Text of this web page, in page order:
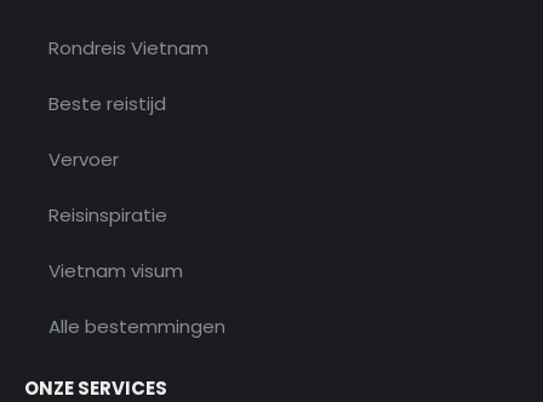
Rondreis Vietnam
Beste reistijd
Vervoer
Reisinspiratie
Vietnam visum
Alle bestemmingen
ONZE SERVICES